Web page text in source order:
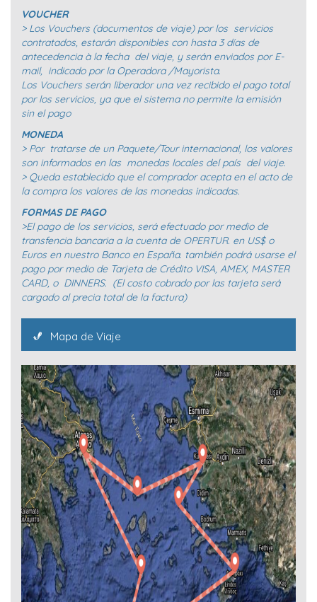
VOUCHER
> Los Vouchers (documentos de viaje) por los servicios
contratados, estarán disponibles con hasta 3 días de
antecedencia à la fecha del viaje, y serán enviados por E-
mail, indicado por la Operadora /Mayorista.
Los Vouchers serán liberador una vez recibido el pago total
por los servicios, ya que el sistema no permite la emisión
sin el pago
MONEDA
> Por tratarse de un Paquete/Tour internacional, los valores
son informados en las monedas locales del país del viaje.
> Queda establecido que el comprador acepta en el acto de
la compra los valores de las monedas indicadas.
FORMAS DE PAGO
>El pago de los servicios, será efectuado por medio de
transfencia bancaria a la cuenta de OPERTUR. en US$ o
Euros en nuestro Banco en España. también podrá usarse el
pago por medio de Tarjeta de Crédito VISA, AMEX, MASTER
CARD, o DINNERS. (El costo cobrado por las tarjeta será
cargado al precia total de la factura)
Mapa de Viaje